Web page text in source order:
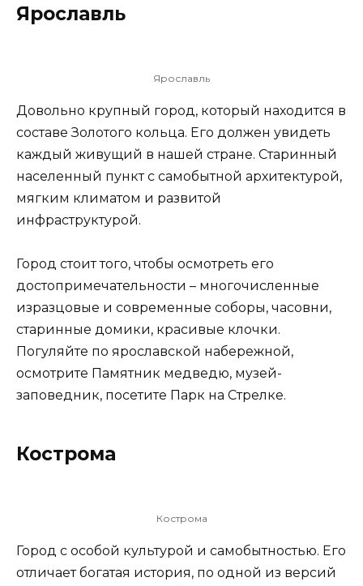
Ярославль
Ярославль
Довольно крупный город, который находится в
составе Золотого кольца. Его должен увидеть
каждый живущий в нашей стране. Старинный
населенный пункт с самобытной архитектурой,
мягким климатом и развитой
инфраструктурой.
Город стоит того, чтобы осмотреть его
достопримечательности – многочисленные
изразцовые и современные соборы, часовни,
старинные домики, красивые клочки.
Погуляйте по ярославской набережной,
осмотрите Памятник медведю, музей-
заповедник, посетите Парк на Стрелке.
Кострома
Кострома
Город с особой культурой и самобытностью. Его
отличает богатая история, по одной из версий